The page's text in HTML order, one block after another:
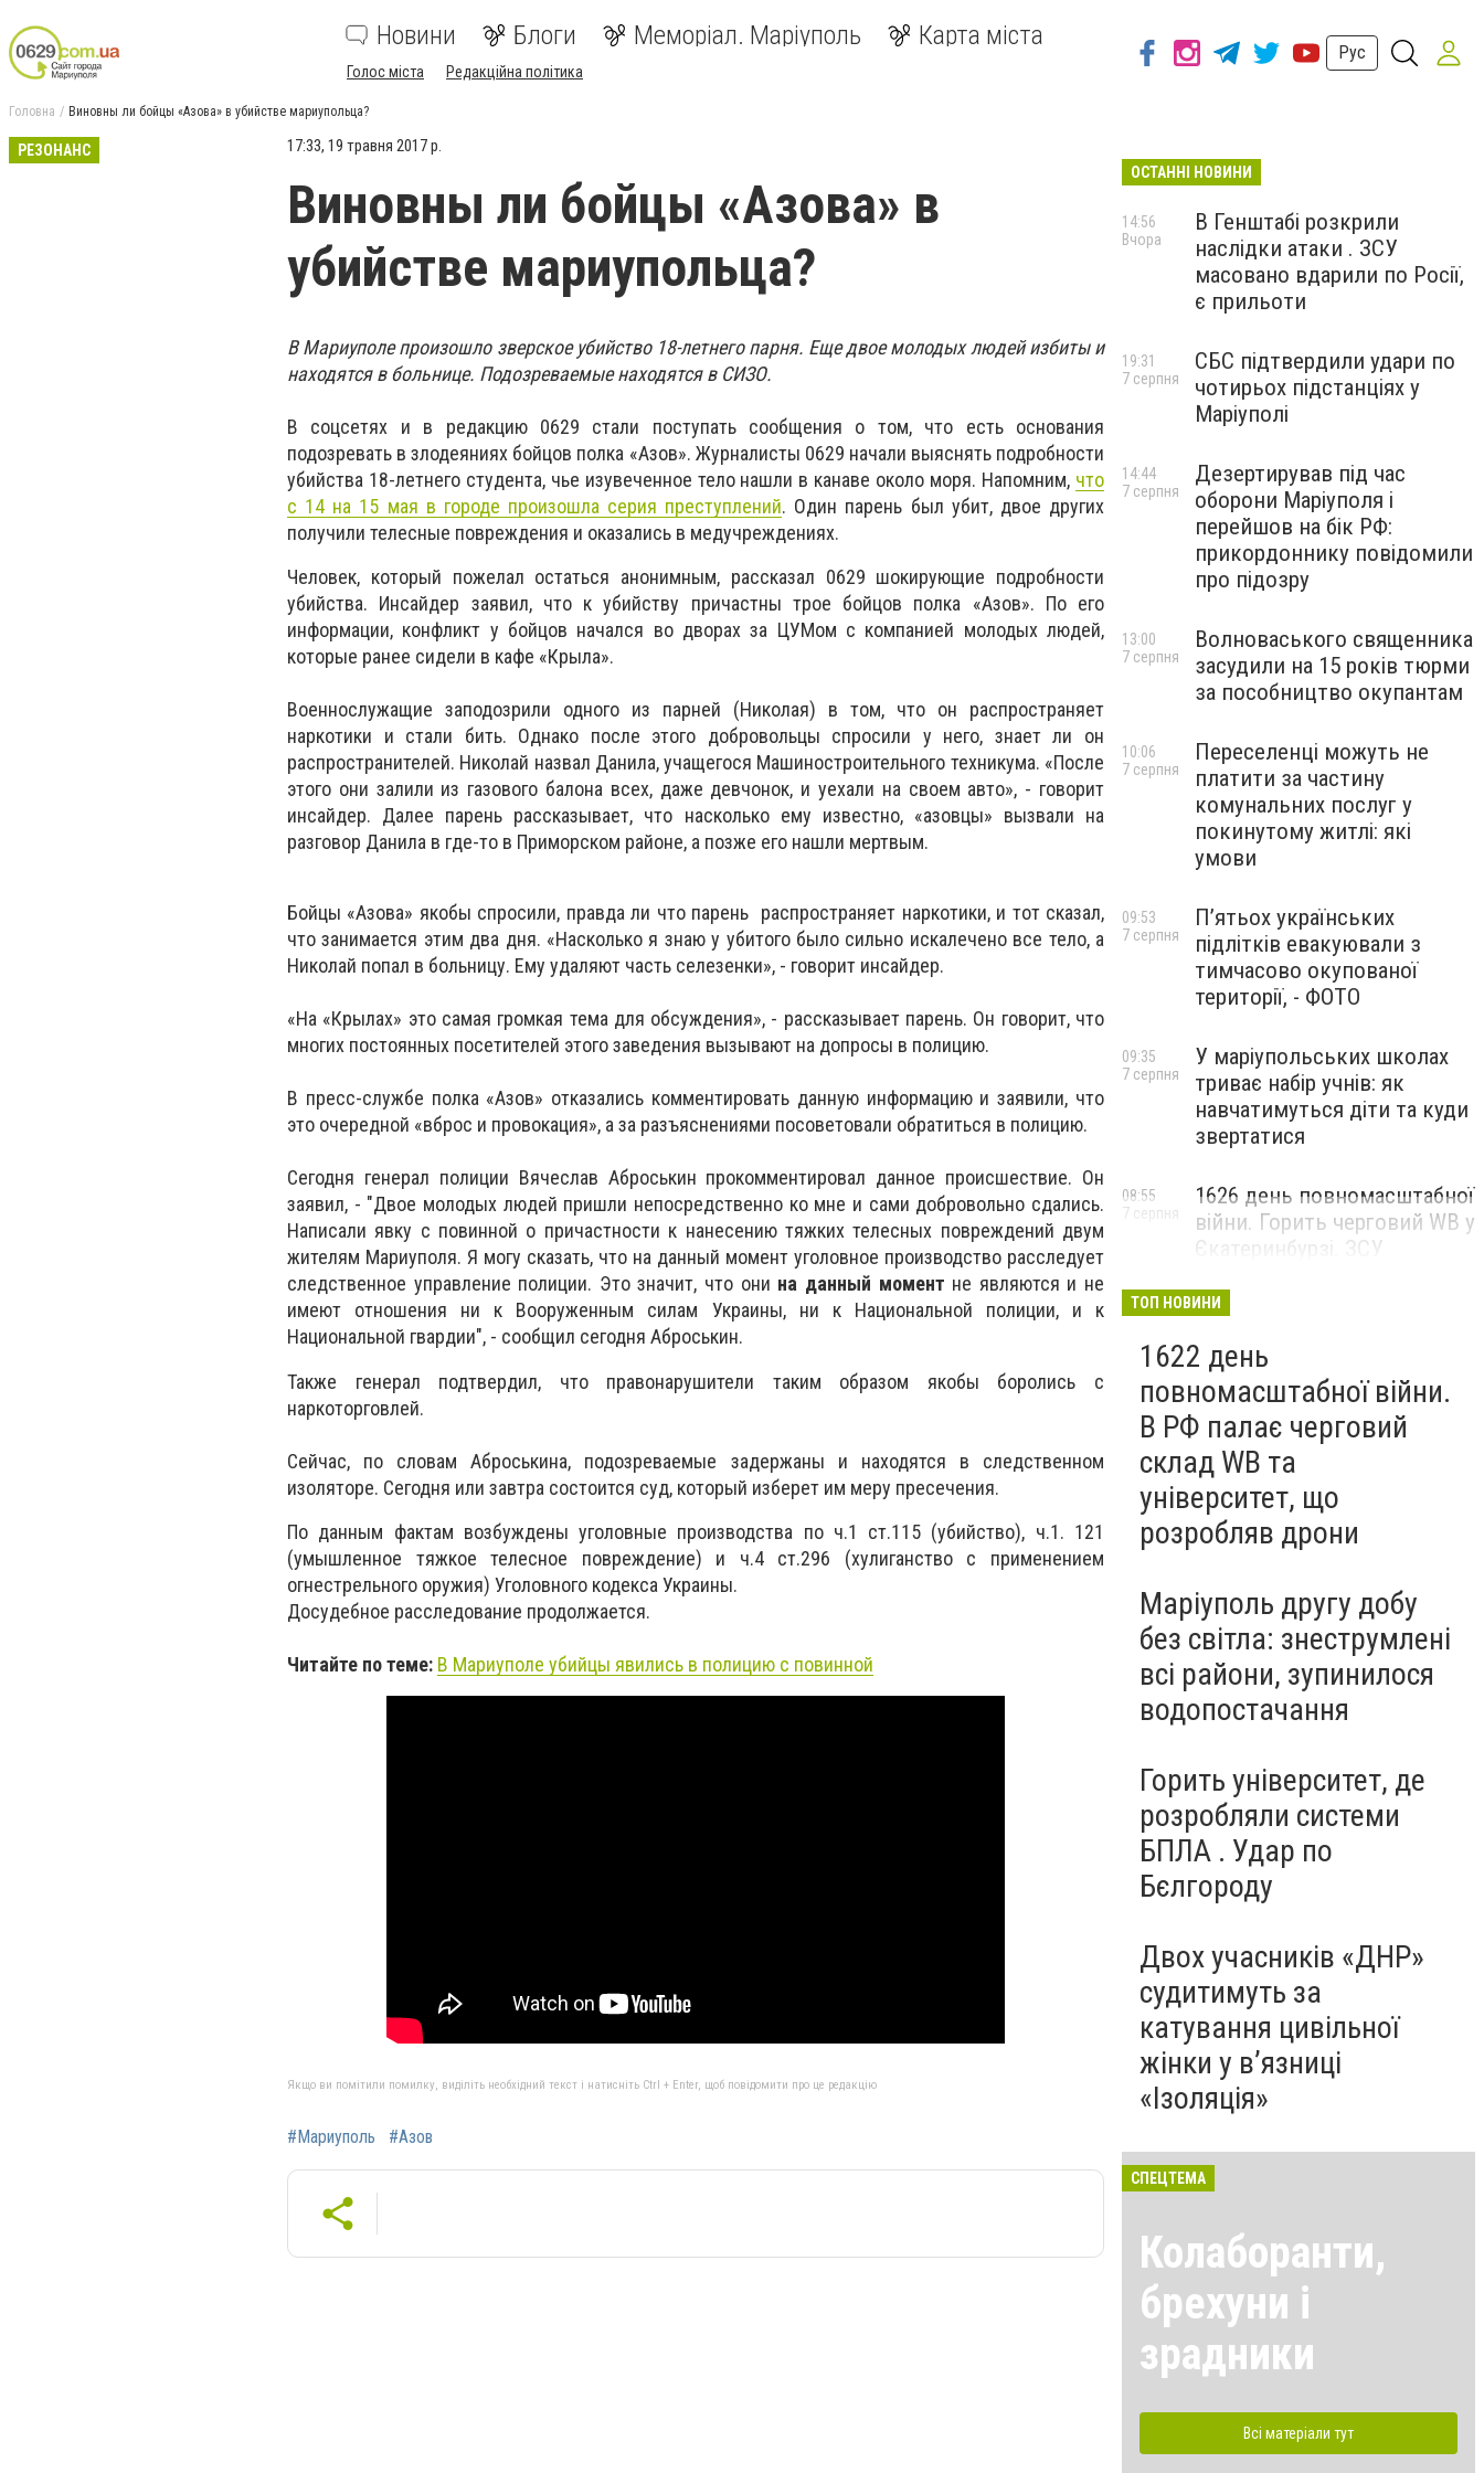
Новини Блоги Меморіал. Маріуполь Карта міста
Голос міста Редакційна політика
Рус
Головна Виновны ли бойцы «Азова» в убийстве мариупольца?
РЕЗОНАНС 17:33, 19 травня 2017 р.
Виновны ли бойцы «Азова» в
убийстве мариупольца?
В Мариуполе произошло зверское убийство 18-летнего парня. Еще двое молодых людей избиты и
находятся в больнице. Подозреваемые находятся в СИЗО.
В соцсетях и в редакцию 0629 стали поступать сообщения о том, что есть основания
подозревать в злодеяниях бойцов полка «Азов». Журналисты 0629 начали выяснять подробности
убийства 18-летнего студента, чье изувеченное тело нашли в канаве около моря. Напомним, что
с 14 на 15 мая в городе произошла серия преступлений. Один парень был убит, двое других
получили телесные повреждения и оказались в медучреждениях.
Человек, который пожелал остаться анонимным, рассказал 0629 шокирующие подробности
убийства. Инсайдер заявил, что к убийству причастны трое бойцов полка «Азов». По его
информации, конфликт у бойцов начался во дворах за ЦУМом с компанией молодых людей,
которые ранее сидели в кафе «Крыла».
Военнослужащие заподозрили одного из парней (Николая) в том, что он распространяет
наркотики и стали бить. Однако после этого добровольцы спросили у него, знает ли он
распространителей. Николай назвал Данила, учащегося Машиностроительного техникума. «После
этого они залили из газового балона всех, даже девчонок, и уехали на своем авто», - говорит
инсайдер. Далее парень рассказывает, что насколько ему известно, «азовцы» вызвали на
разговор Данила в где-то в Приморском районе, а позже его нашли мертвым.
Бойцы «Азова» якобы спросили, правда ли что парень распространяет наркотики, и тот сказал,
что занимается этим два дня. «Насколько я знаю у убитого было сильно искалечено все тело, а
Николай попал в больницу. Ему удаляют часть селезенки», - говорит инсайдер.
«На «Крылах» это самая громкая тема для обсуждения», - рассказывает парень. Он говорит, что
многих постоянных посетителей этого заведения вызывают на допросы в полицию.
В пресс-службе полка «Азов» отказались комментировать данную информацию и заявили, что
это очередной «вброс и провокация», а за разъяснениями посоветовали обратиться в полицию.
Сегодня генерал полиции Вячеслав Аброськин прокомментировал данное происшествие. Он
заявил, - "Двое молодых людей пришли непосредственно ко мне и сами добровольно сдались.
Написали явку с повинной о причастности к нанесению тяжких телесных повреждений двум
жителям Мариуполя. Я могу сказать, что на данный момент уголовное производство расследует
следственное управление полиции. Это значит, что они на данный момент не являются и не
имеют отношения ни к Вооруженным силам Украины, ни к Национальной полиции, и к
Национальной гвардии", - сообщил сегодня Аброськин.
Также генерал подтвердил, что правонарушители таким образом якобы боролись с
наркоторговлей.
Сейчас, по словам Аброськина, подозреваемые задержаны и находятся в следственном
изоляторе. Сегодня или завтра состоится суд, который изберет им меру пресечения.
По данным фактам возбуждены уголовные производства по ч.1 ст.115 (убийство), ч.1. 121
(умышленное тяжкое телесное повреждение) и ч.4 ст.296 (хулиганство с применением
огнестрельного оружия) Уголовного кодекса Украины.
Досудебное расследование продолжается.
Читайте по теме: В Мариуполе убийцы явились в полицию с повинной
Якщо ви помітили помилку, виділіть необхідний текст і натисніть Ctrl + Enter, щоб повідомити про це редакцію
#Мариуполь #Азов
ОСТАННІ НОВИНИ
В Генштабі розкрили
наслідки атаки . ЗСУ
масовано вдарили по Росії,
є прильоти
14:56
Вчора
СБС підтвердили удари по
чотирьох підстанціях у
Маріуполі
19:31
7 серпня
Дезертирував під час
оборони Маріуполя і
перейшов на бік РФ:
прикордоннику повідомили
про підозру
14:44
7 серпня
Волноваського священника
засудили на 15 років тюрми
за пособництво окупантам
13:00
7 серпня
Переселенці можуть не
платити за частину
комунальних послуг у
покинутому житлі: які
умови
10:06
7 серпня
П’ятьох українських
підлітків евакуювали з
тимчасово окупованої
території, - ФОТО
09:53
7 серпня
У маріупольських школах
триває набір учнів: як
навчатимуться діти та куди
звертатися
09:35
7 серпня
1626 день повномасштабної
війни. Горить черговий WB у
Єкатеринбурзі. ЗСУ
Маріуполі
08:55
7 серпня
ТОП НОВИНИ
1622 день
повномасштабної війни.
В РФ палає черговий
склад WB та
університет, що
розробляв дрони
Маріуполь другу добу
без світла: знеструмлені
всі райони, зупинилося
водопостачання
Горить університет, де
розробляли системи
БПЛА . Удар по
Бєлгороду
Двох учасників «ДНР»
судитимуть за
катування цивільної
жінки у в’язниці
«Ізоляція»
СПЕЦТЕМА
Колаборанти,
брехуни і
зрадники
Всі матеріали тут